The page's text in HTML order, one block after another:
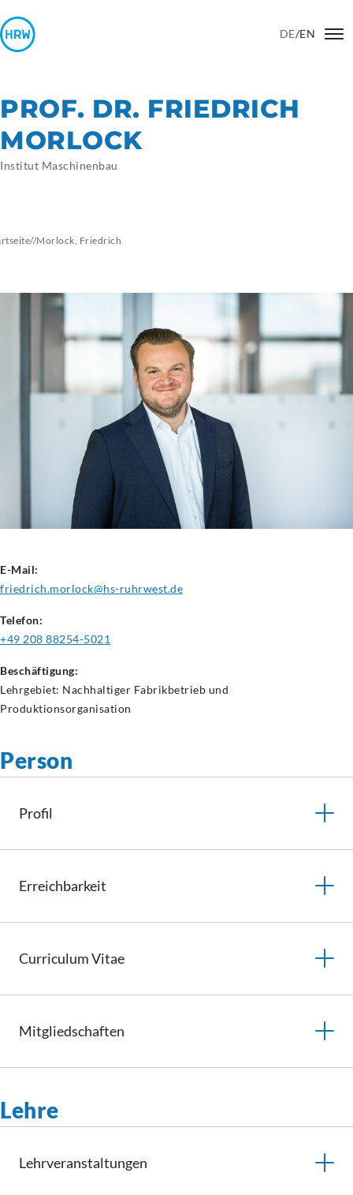
DE/EN
PROF. DR. FRIEDRICH
MORLOCK
Institut Maschinenbau
//Morlock, Friedrich
E-Mail:
friedrich.morlock@hs-ruhrwest.de
Telefon:
+49 208 88254-5021
Beschäftigung:
Lehrgebiet: Nachhaltiger Fabrikbetrieb und
Produktionsorganisation
Person
Profil
Erreichbarkeit
CurriculumVitae
Mitgliedschaften
Lehre
Lehrveranstaltungen